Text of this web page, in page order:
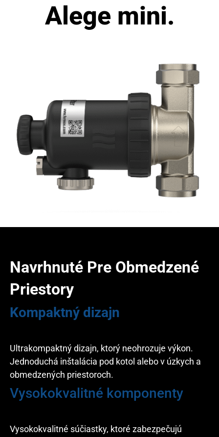
Alege mini.
Navrhnuté Pre Obmedzené
Priestory
Kompaktný dizajn
Ultrakompaktný dizajn, ktorý neohrozuje výkon.
Jednoduchá inštalácia pod kotol alebo v úzkych a
obmedzených priestoroch.
Vysokokvalitné komponenty
Vysokokvalitné súčiastky, ktoré zabezpečujú